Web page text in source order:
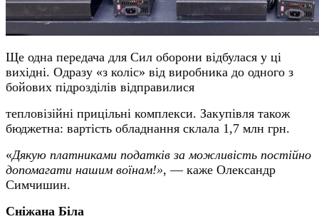
Ще одна передача для Сил оборони відбулася у ці
вихідні. Одразу «з коліс» від виробника до одного з
бойових підрозділів відправилися
тепловізійні прицільні комплекси. Закупівля також
бюджетна: вартість обладнання склала 1,7 млн грн.
«Дякую платниками податків за можливість постійно
допомагати нашим воїнам!», — каже Олександр
Симчишин.
Сніжана Біла